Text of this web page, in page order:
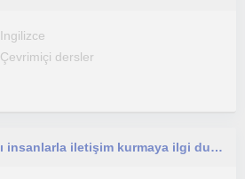
Ingilizce
Çevrimiçi dersler
Dil öğrenmeye ve farklı insanlarla iletişim kurmaya ilgi duyan, sabırlı ve öğrenmeye açık biriyim.